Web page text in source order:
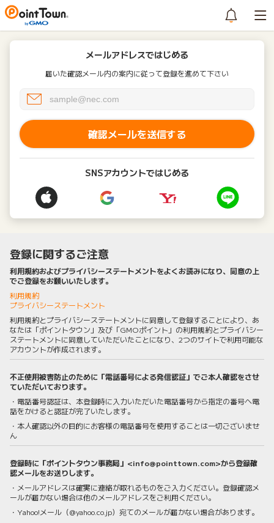
メールアドレスではじめる
届いた確認メール内の案内に従って登録を進めて下さい
確認メールを送信する
SNSアカウントではじめる
登録に関するご注意
利用規約およびプライバシーステートメントをよくお読みになり、同意の上
でご登録をお願いいたします。
利用規約
プライバシーステートメント
利用規約とプライバシーステートメントに同意して登録することにより、あ
なたは「ポイントタウン」及び「GMOポイント」の利用規約とプライバシー
ステートメントに同意していただいたことになり、2つのサイトで利用可能な
アカウントが作成されます。
不正使用被害防止のために「電話番号による発信認証」でご本人確認をさせ
ていただいております。
・電話番号認証は、本登録時に入力いただいた電話番号から指定の番号へ電
話をかけると認証が完了いたします。
・本人確認以外の目的にお客様の電話番号を使用することは一切ございませ
ん
登録時に「ポイントタウン事務局」<info@pointtown.com>から登録確
認メールをお送りします。
・メールアドレスは確実に連絡が取れるものをご入力ください。登録確認メ
ールが届かない場合は他のメールアドレスをご利用ください。
・Yahoo!メール（@yahoo.co.jp）宛てのメールが届かない場合があります。